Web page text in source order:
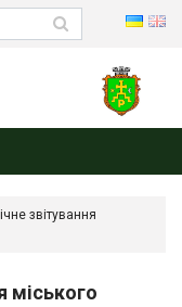
звітування
міського